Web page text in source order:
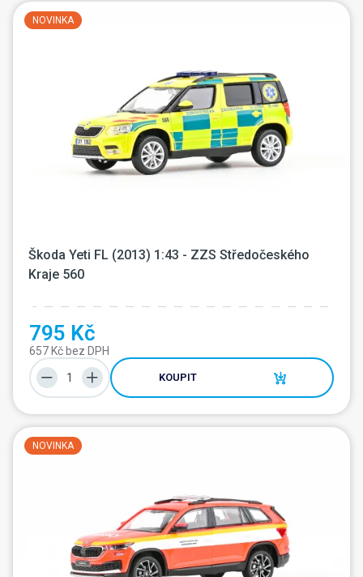
NOVINKA
Škoda Yeti FL (2013) 1:43 - ZZS Středočeského
Kraje 560
795 Kč
657 Kč bez DPH
KOUPIT
NOVINKA